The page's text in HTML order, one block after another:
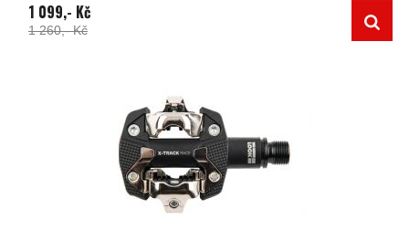
1 099,- Kč
1 260,- Kč